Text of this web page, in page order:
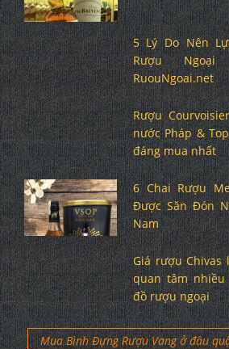
5 Lý Do Nên
Rượu
RuouNgoai.net
Rượu
nước Pháp &
đáng mua nhất
6 Chai Rượu
Được Săn Đón
Nam
Giá rượu
quan tâm
đồ rượu ngoại
Mua Bình Đựng Rượu Vang ở đâu